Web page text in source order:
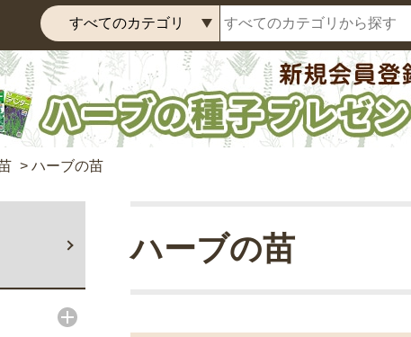
> ハーブの苗
ハーブの苗